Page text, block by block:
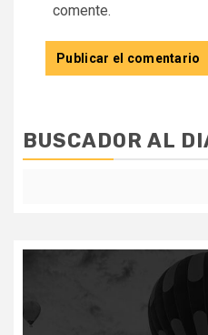
comente.
BUSCADOR AL